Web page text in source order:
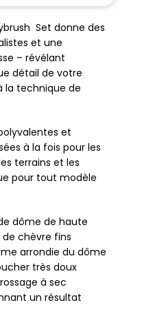
Set donne des
et une
– révélant
détail de votre
la technique de
et
à la fois pour les
terrains et les
pour tout modèle
dôme de haute
de chèvre fins
arrondie du dôme
très doux
à sec
un résultat